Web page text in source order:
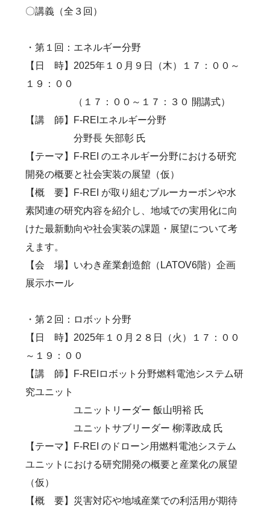
〇講義（全３回）
・第１回：エネルギー分野
【日 時】2025年１０月９日（木）１７：００～
１９：００
（１７：００～１７：３０ 開講式）
【講 師】F-REIエネルギー分野
分野長 矢部彰 氏
【テーマ】F-REI のエネルギー分野における研究
開発の概要と社会実装の展望（仮）
【概 要】F-REI が取り組むブルーカーボンや水
素関連の研究内容を紹介し、地域での実用化に向
けた最新動向や社会実装の課題・展望について考
えます。
【会 場】いわき産業創造館（LATOV6階）企画
展示ホール
・第２回：ロボット分野
【日 時】2025年１０月２８日（火）１７：００
～１９：００
【講 師】F-REIロボット分野燃料電池システム研
究ユニット
ユニットリーダー 飯山明裕 氏
ユニットサブリーダー 柳澤政成 氏
【テーマ】F-REI のドローン用燃料電池システム
ユニットにおける研究開発の概要と産業化の展望
（仮）
【概 要】災害対応や地域産業での利活用が期待